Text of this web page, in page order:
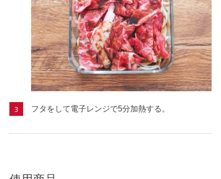
フタをして電子レンジで5分加熱する。